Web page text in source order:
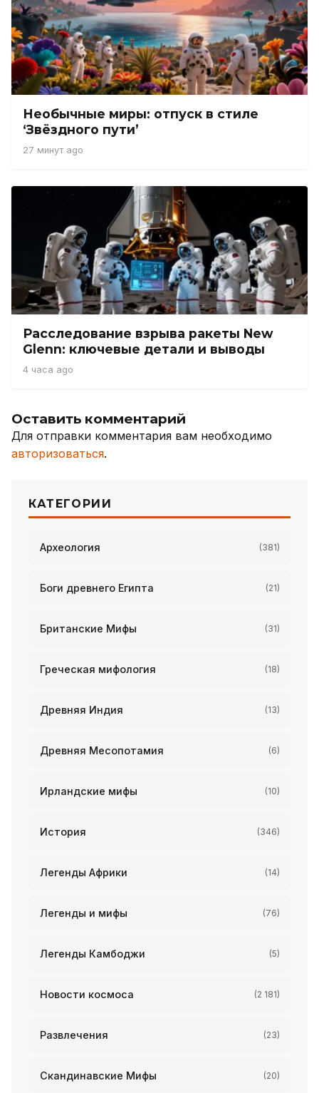
Необычные миры: отпуск в стиле
‘Звёздного пути’
27 минут ago
Расследование взрыва ракеты New
Glenn: ключевые детали и выводы
4 часа ago
Оставить комментарий
Для отправки комментария вам необходимо
авторизоваться.
КАТЕГОРИИ
Археология (381)
Боги древнего Египта (21)
Британские Мифы (31)
Греческая мифология (18)
Древняя Индия (13)
Древняя Месопотамия (6)
Ирландские мифы (10)
История (346)
Легенды Африки (14)
Легенды и мифы (76)
Легенды Камбоджи (5)
Новости космоса (2 181)
Развлечения (23)
Скандинавские Мифы (20)